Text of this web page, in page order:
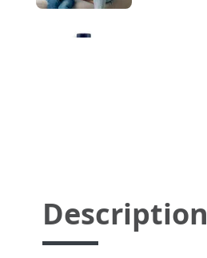
Description